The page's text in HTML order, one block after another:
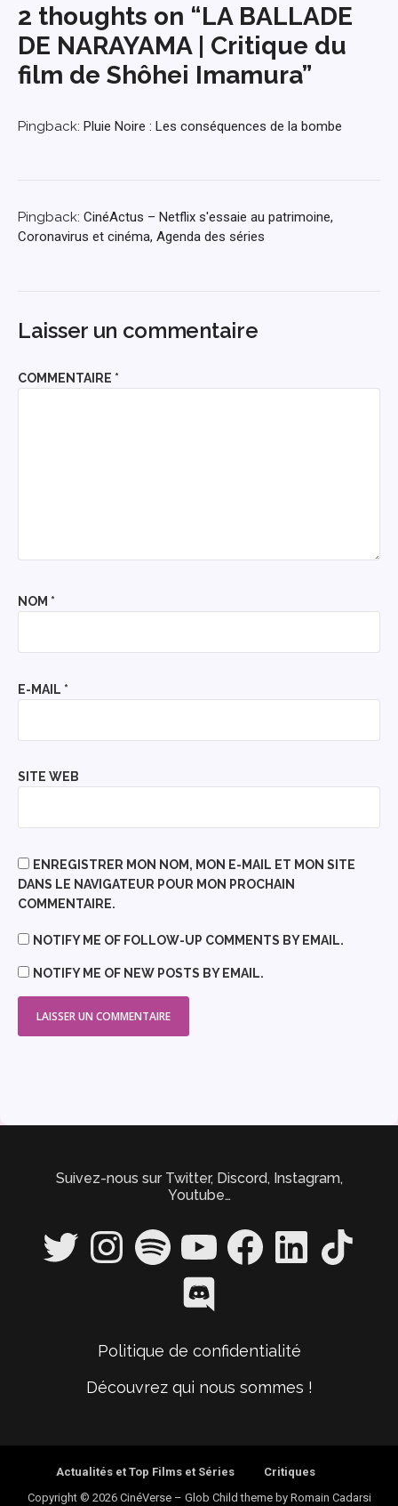
2 thoughts on “LA BALLADE
DE NARAYAMA | Critique du
film de Shôhei Imamura”
Pingback: Pluie Noire : Les conséquences de la bombe
Pingback: CinéActus – Netflix s'essaie au patrimoine,
Coronavirus et cinéma, Agenda des séries
Laisser un commentaire
COMMENTAIRE *
NOM *
E-MAIL *
SITE WEB
ENREGISTRER MON NOM, MON E-MAIL ET MON SITE
DANS LE NAVIGATEUR POUR MON PROCHAIN
COMMENTAIRE.
NOTIFY ME OF FOLLOW-UP COMMENTS BY EMAIL.
NOTIFY ME OF NEW POSTS BY EMAIL.
Suivez-nous sur Twitter, Discord, Instagram,
Youtube…
Twitter InstagramSpotify YouTube FacebookLinkedIn TikTok
Discord
Politique de confidentialité
Découvrez qui nous sommes !
Actualités et Top Films et Séries
Critiques
Copyright © 2026 CinéVerse – Glob Child theme by Romain Cadarsi